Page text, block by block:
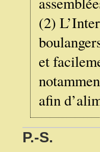
(2)
et
afin
P.-S.